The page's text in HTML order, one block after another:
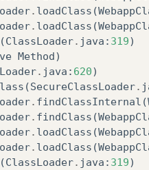
. loadClass (
. loadClass (
(ClassLoader. java : 319)
Method)
. java : 620)
(SecureClassLoader.
. findClassInternal (
. findClass (
. loadClass (
. loadClass (
(ClassLoader. java : 319)